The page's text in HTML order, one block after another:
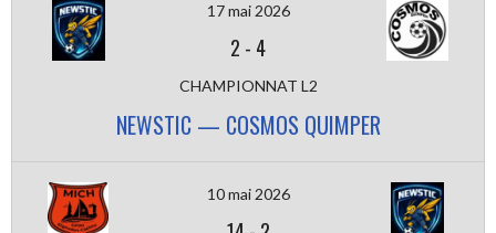
17 mai 2026
2 - 4
CHAMPIONNAT L2
NEWSTIC — COSMOS QUIMPER
10 mai 2026